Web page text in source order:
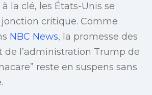
la clé, les États-Unis se
critique. Comme
NBC News, la promesse des
de l’administration Trump de
reste en suspens sans